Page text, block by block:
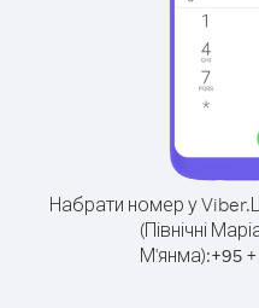
Набрати номер у Viber.
(Північні
М'янма):+95+